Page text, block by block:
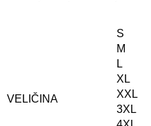
VELIČINA
S
M
L
XL
XXL
3XL